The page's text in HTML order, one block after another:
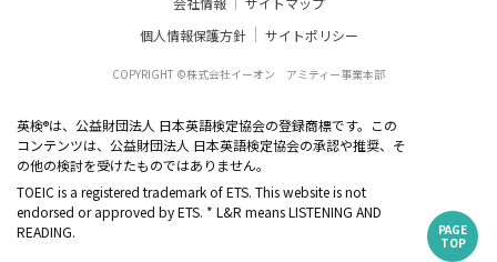
PAGE
TOP
個人情報保護方針
サイトポリシー
COPYRIGHT ©株式会社イーオン アミティー事業本部
英検®は、公益財団法人 日本英語検定協会の登録商標です。この
コンテンツは、公益財団法人 日本英語検定協会の承認や推奨、そ
の他の検討を受けたものではありません。
TOEIC is a registered trademark of ETS. This website is not
endorsed or approved by ETS. * L&R means LISTENING AND
READING.